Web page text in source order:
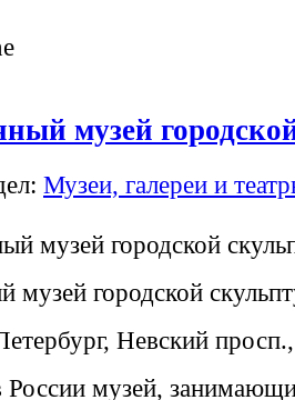
музей
Музеи, галереи и
музей городской
Невский
музей,